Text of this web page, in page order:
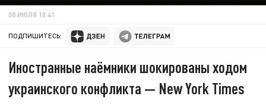
08 ИЮЛЯ 10:41
ПОДПИШИТЕСЬ:
Иностранные наёмники шокированы ходом
украинского конфликта — New York Times